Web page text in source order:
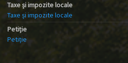
Taxe și impozite locale
Taxe și impozite locale
Petiție
Petiție